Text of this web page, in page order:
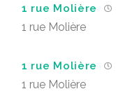
1 rue Molière
1 rue Molière
1 rue Molière
1 rue Molière